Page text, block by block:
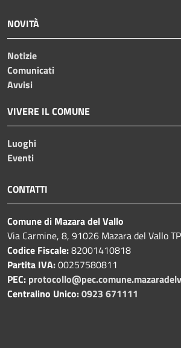
NOVITÀ
Notizie
Comunicati
Avvisi
VIVERE IL COMUNE
Luoghi
Eventi
CONTATTI
Comune di Mazara del Vallo
Via Carmine, 8, 91026 Mazara del Vallo TP
Codice Fiscale:82001410818
Partita IVA:00257580811
PEC:
Centralino Unico:0923 671111